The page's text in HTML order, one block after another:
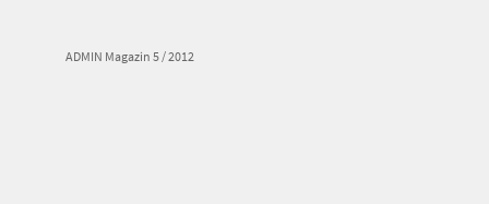
ADMIN Magazin 5 / 2012